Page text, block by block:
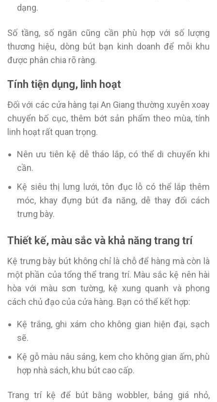
dạng.
Số tầng, số ngăn cũng cần phù hợp với số lượng
thương hiệu, dòng bút bạn kinh doanh để mỗi khu
được phân chia rõ ràng.
Tính tiện dụng, linh hoạt
Đối với các cửa hàng tại An Giang thường xuyên xoay
chuyển bố cục, thêm bớt sản phẩm theo mùa, tính
linh hoạt rất quan trọng.
Nên ưu tiên kệ dễ tháo lắp, có thể di chuyển khi
cần.
Kệ siêu thị lưng lưới, tôn đục lỗ có thể lắp thêm
móc, khay đựng bút đa năng, dễ thay đổi cách
trưng bày.
Thiết kế, màu sắc và khả năng trang trí
Kệ trưng bày bút không chỉ là chỗ để hàng mà còn là
một phần của tổng thể trang trí. Màu sắc kệ nên hài
hòa với màu sơn tường, kệ xung quanh và phong
cách chủ đạo của cửa hàng. Bạn có thể kết hợp:
Kệ trắng, ghi xám cho không gian hiện đại, sạch
sẽ.
Kệ gỗ màu nâu sáng, kem cho không gian ấm, phù
hợp nhà sách, khu bút cao cấp.
Trang trí kệ để bút bằng wobbler, bảng giá nhỏ,